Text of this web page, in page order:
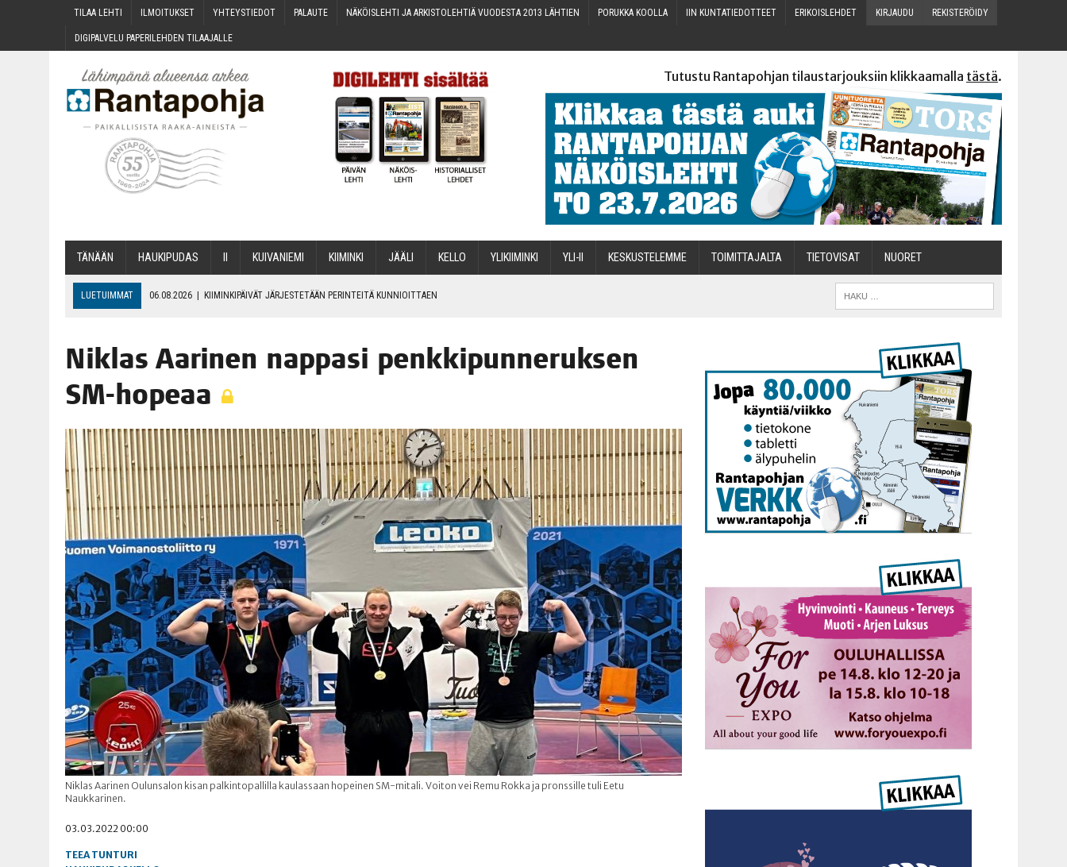
TILAA LEH­TI ILMOI­TUK­SET YHTEYS­TIE­DOT PALAU­TE NÄKÖIS­LEH­TI JA ARKIS­TO­LEH­TIÄ VUO­DES­TA 2013 LÄHTIEN PORUK­KA KOOLLA IIN KUN­TA­TIE­DOT­TEET ERI­KOIS­LEH­DET KIR­JAU­DU REKIS­TE­RÖI­DY
DIGI­PAL­VE­LU PAPE­RI­LEH­DEN TILAAJALLE
Tutustu Rantapohjan tilaustarjouksiin klikkaamalla tästä.
TÄNÄÄN HAU­KI­PU­DAS KUI­VA­NIE­MI KII­MIN­KI JÄÄ­LI KEL­LO YLI­KII­MIN­KI YLI-II KES­KUS­TE­LEM­ME TOI­MIT­TA­JAL­TA TIETOVISAT NUO­RET
LUETUIMMAT 06.08.2026 | KII­MIN­KI­PÄI­VÄT JÄR­JES­TE­TÄÄN PERIN­TEI­TÄ KUNNIOITTAEN
06.08.2026 MAKA­RO­NI­LAA­TI­KOL­LA ARKEEN
OPIN­TOI­HIN KAN­SA­LAIS­OPIS­TOS­SA VOI SAA­DA AVUSTUSTA
08.08.2026 MENO­VINK­KE­JÄ LOP­PU­KE­SÄN TAPAHTUMIIN
Niklas Aari­nen nap­pa­si penk­ki­pun­ne­ruk­sen
SM-hopeaa
Niklas Aarinen Oulunsalon kisan palkintopallilla kaulassaan hopeinen SM-mitali. Voiton vei Remu Rokka ja pronssille tuli Eetu
Naukkarinen.
03.03.2022 00:00
TEEA TUNTURI